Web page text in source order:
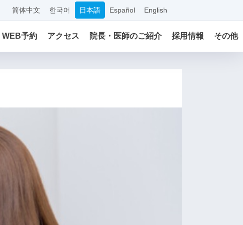
简体中文 한국어 日本語 Español English
WEB予約 アクセス 院長・医師のご紹介 採用情報 その他